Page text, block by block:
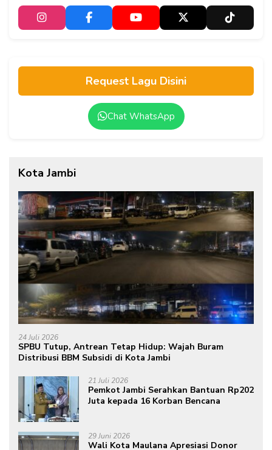
Request Lagu Disini
Chat WhatsApp
Kota Jambi
24 Juli 2026
SPBU Tutup, Antrean Tetap Hidup: Wajah Buram
Distribusi BBM Subsidi di Kota Jambi
21 Juli 2026
Pemkot Jambi Serahkan Bantuan Rp202
Juta kepada 16 Korban Bencana
29 Juni 2026
Wali Kota Maulana Apresiasi Donor